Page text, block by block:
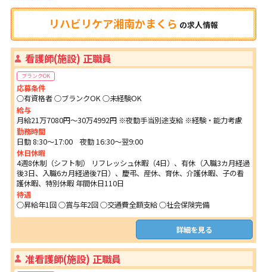
リハビリケア湘南かまくら の求人情報
看護師(施設) 正職員
ブランクOK
応募条件
○有資格者 ○ブランクOK ○未経験OK
給与
月給21万7080円～30万4992円 ※夜勤手当別途支給 ※経験・能力考慮
勤務時間
日勤 8:30～17:00 夜勤 16:30～翌9:00
休日休暇
4週8休制（シフト制） リフレッシュ休暇（4日）、有休（入職3カ月経過
後3日、入職6カ月経過後7日）、慶弔、産休、育休、介護休暇、子の看
護休暇、特別休暇 年間休日110日
待遇
○昇給年1回 ○賞与年2回 ○交通費全額支給 ○社会保険完備
詳細を見る
准看護師(施設) 正職員